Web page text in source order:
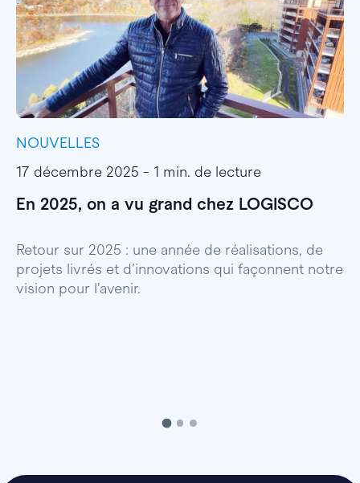
NOUVELLES
17 décembre 2025 - 1 min. de lecture
En 2025, on a vu grand chez LOGISCO
Retour sur 2025 : une année de réalisations, de
projets livrés et d’innovations qui façonnent notre
vision pour l’avenir.